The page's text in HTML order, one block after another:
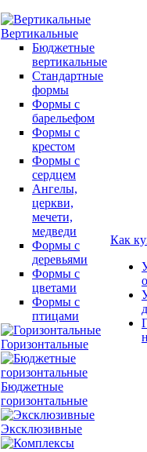
Вертикальные
Бюджетные
вертикальные
Стандартные
формы
Формы с
барельефом
Формы с
крестом
Формы с
сердцем
Ангелы,
церкви,
мечети,
медведи
Формы с
деревьями
Формы с
цветами
Формы с
птицами
Горизонтальные
Бюджетные
горизонтальные
Эксклюзивные
Как